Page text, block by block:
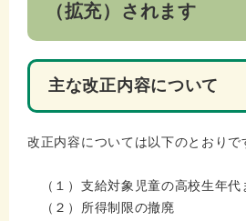
（拡充）されます
主な改正内容について
改正内容については以下のとおりで
（１）支給対象児童の高校生年代
（２）所得制限の撤廃